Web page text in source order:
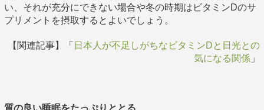
い、それが充分にできない場合や冬の時期はビタミンDのサ
プリメントを摂取するとよいでしょう。
【関連記事】「 日本人が不足しがちなビタミンDと日光との
気になる関係 」